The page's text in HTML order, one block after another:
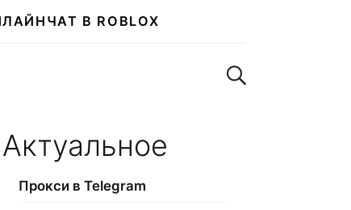
ЧАТ В ROBLOX
Поиск по сайту
Актуальное
Прокси в Telegram